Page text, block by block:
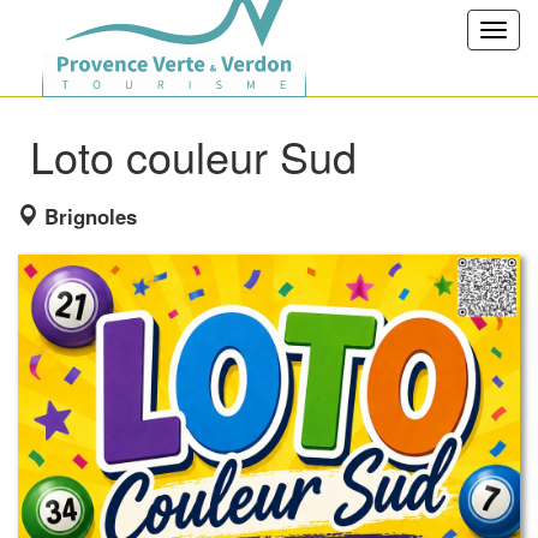
Loto couleur Sud
Brignoles